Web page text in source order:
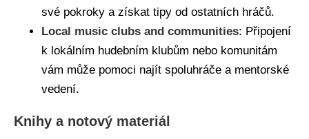
své pokroky a získat tipy od ostatních hráčů.
Local music clubs and communities: Připojení
k lokálním hudebním klubům nebo komunitám
vám může pomoci najít spoluhráče a mentorské
vedení.
Knihy a notový materiál